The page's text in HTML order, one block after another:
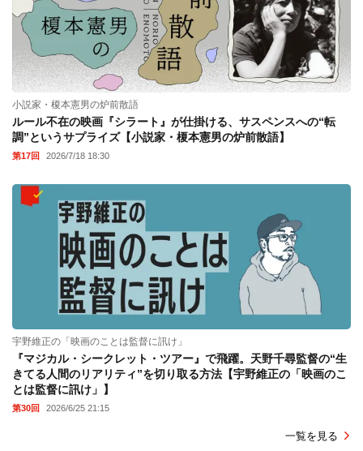
小説家・榎本憲男の炉前散語
ルール不在の映画『シラート』が仕掛ける、サスペンスへの“転
調”というサプライズ【小説家・榎本憲男の炉前散語】
第17回 2026/7/18 18:30
宇野維正の「映画のことは監督に訊け」
『マジカル・シークレット・ツアー』で飛躍。天野千尋監督の“生
きてる人間のリアリティ”を切り取る方法【宇野維正の「映画のこ
とは監督に訊け」】
第30回 2026/6/25 21:15
一覧を見る